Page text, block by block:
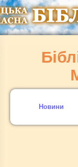
Новини